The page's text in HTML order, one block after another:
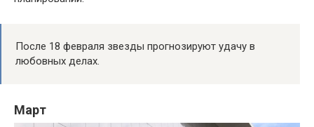
После 18 февраля звезды прогнозируют удачу в
любовных делах.
Март